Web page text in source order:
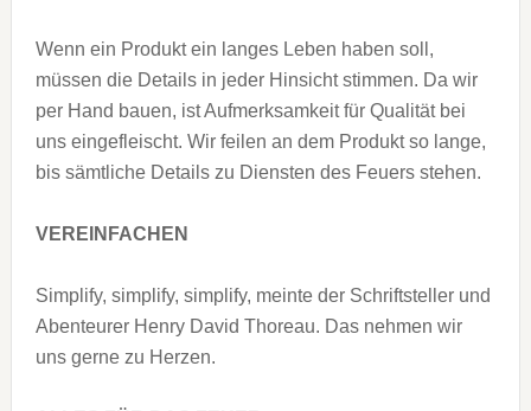
Wenn ein Produkt ein langes Leben haben soll,
müssen die Details in jeder Hinsicht stimmen. Da wir
per Hand bauen, ist Aufmerksamkeit für Qualität bei
uns eingefleischt. Wir feilen an dem Produkt so lange,
bis sämtliche Details zu Diensten des Feuers stehen.
VEREINFACHEN
Simplify, simplify, simplify, meinte der Schriftsteller und
Abenteurer Henry David Thoreau. Das nehmen wir
uns gerne zu Herzen.